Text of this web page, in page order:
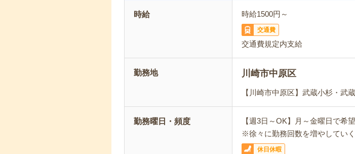
時給 時給1500円～
交通費
交通費規定内支給
勤務地 川崎市中原区
【川崎市中原区】武蔵小杉・武
勤務曜日・頻度
【週3日～OK】月～金曜日で希
※徐々に勤務回数を増やしてい
休日休暇